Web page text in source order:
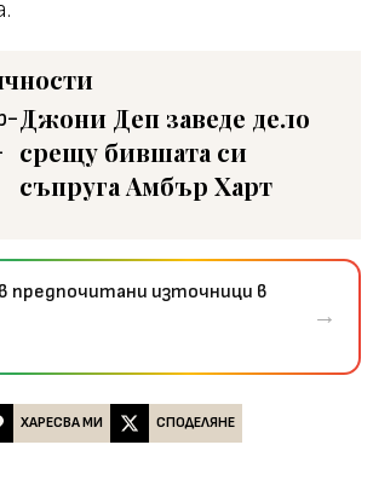
Джони Деп заведе дело
срещу бившата си
съпруга Амбър Харт
предпочитани източници в
→
ХАРЕСВА МИ СПОДЕЛЯНЕ